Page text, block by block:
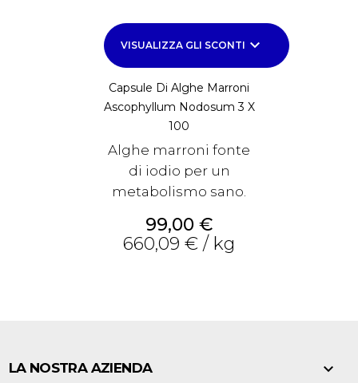
VISUALIZZA GLI SCONTI keyboard_arrow_down
Capsule Di Alghe Marroni
Ascophyllum Nodosum 3 X
100
Alghe marroni fonte
di iodio per un
metabolismo sano.
Prezzo
99,00 €
660,09 € / kg
LA NOSTRA AZIENDA 